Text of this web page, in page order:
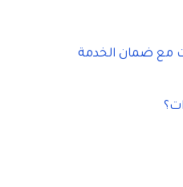
مع ضمان الخدمة